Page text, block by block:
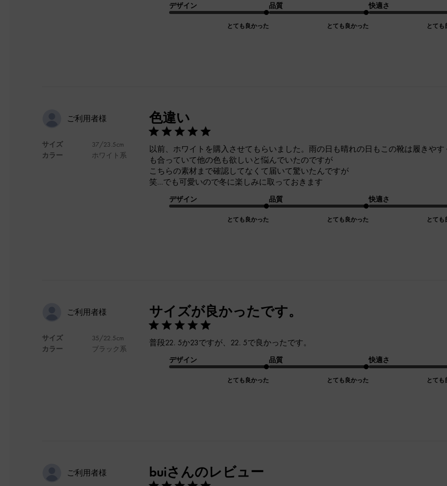
デザイン
とても良かった
品質
とても良かった
快適さ
とても
ご利用者様
サイズ
カラー
37/23.5cm
ホワイト系
色違い
以前、ホワイトを購入させてもらいました。雨の日も晴れの日もこの靴は履きや
も合っていて他の色も欲しいと悩んでいたのですが
こちらの素材まで確認してなくて届いて驚いたんですが
笑…でも可愛いので冬に楽しみに取っておきます
デザイン
とても良かった
品質
とても良かった
快適さ
とても
ご利用者様
サイズ
カラー
35/22.5cm
ブラック系
サイズが良かったです。
普段22. 5か23ですが、22. 5で良かったです。
デザイン
とても良かった
品質
とても良かった
快適さ
とても
ご利用者様 buiさんのレビュー